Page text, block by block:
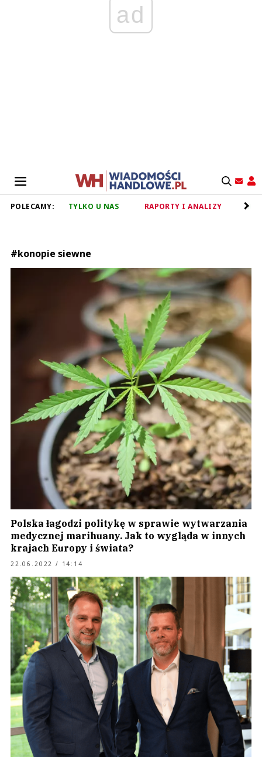
ad
POLECAMY: TYLKO U NAS RAPORTY I ANALIZY
#konopie siewne
Polska łagodzi politykę w sprawie wytwarzania
medycznej marihuany. Jak to wygląda w innych
krajach Europy i świata?
22.06.2022 / 14:14